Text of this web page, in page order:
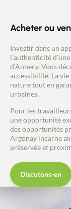
1.700
Acheter ou
Investir dans un
l'authenticité
d'Annecy. Vous
accessibilité. La
nature tout en
urbaines.
Pour les
une opportunité
des opportunités
Argonay incarne
préservée et
Discutons-en